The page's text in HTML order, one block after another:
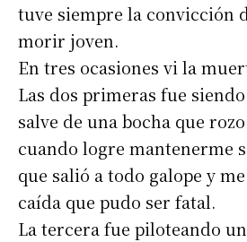
tuve siempre la convicción
morir joven.
En tres ocasiones vi la
Las dos primeras fue
salve de una bocha que
cuando logre mantenerme
que salió a todo galope y
caída que pudo ser fatal.
La tercera fue piloteando